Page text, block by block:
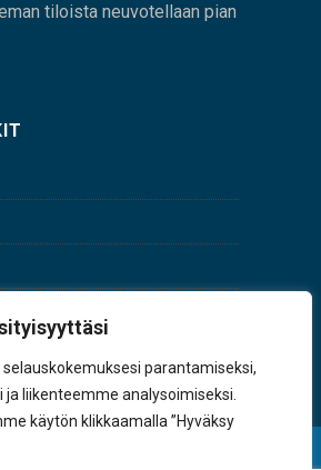
parantamiseksi,
liikenteemme analysoimiseksi.
käytön klikkaamalla ”Hyväksy
tiloista neuvotellaan pian